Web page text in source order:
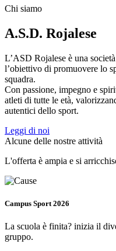
Chi siamo
A.S.D. Rojalese
L’ASD Rojalese è una
l’obiettivo di promuovere lo
squadra.
Con passione, impegno e
atleti di tutte le età,
autentici dello sport.
Leggi di noi
Alcune delle nostre attività
L'offerta è ampia e si
Campus Sport 2026
La scuola è finita? inizia il
gruppo.